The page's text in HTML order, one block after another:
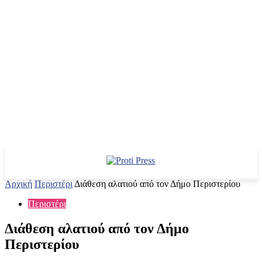
Αρχική Περιστέρι Διάθεση αλατιού από τον Δήμο Περιστερίου
Περιστέρι
Διάθεση αλατιού από τον Δήμο
Περιστερίου